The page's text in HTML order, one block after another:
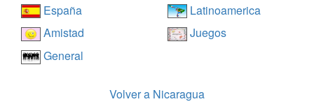
España
Latinoamerica
Amistad
Juegos
General
Volver a Nicaragua